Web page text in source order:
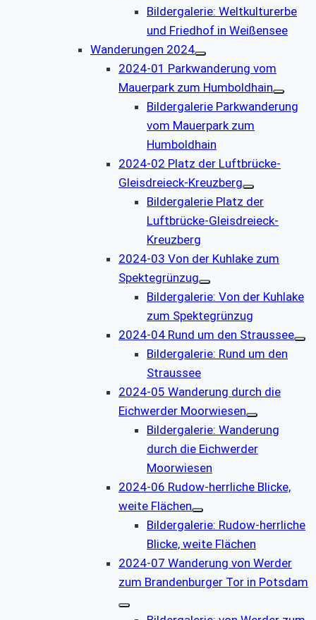
Bildergalerie: Weltkulturerbe
und Friedhof in Weißensee
Wanderungen 2024
2024-01 Parkwanderung vom
Mauerpark zum Humboldhain
Bildergalerie Parkwanderung
vom Mauerpark zum
Humboldhain
2024-02 Platz der Luftbrücke-
Gleisdreieck-Kreuzberg
Bildergalerie Platz der
Luftbrücke-Gleisdreieck-
Kreuzberg
2024-03 Von der Kuhlake zum
Spektegrünzug
Bildergalerie: Von der Kuhlake
zum Spektegrünzug
2024-04 Rund um den Straussee
Bildergalerie: Rund um den
Straussee
2024-05 Wanderung durch die
Eichwerder Moorwiesen
Bildergalerie: Wanderung
durch die Eichwerder
Moorwiesen
2024-06 Rudow-herrliche Blicke,
weite Flächen
Bildergalerie: Rudow-herrliche
Blicke, weite Flächen
2024-07 Wanderung von Werder
zum Brandenburger Tor in Potsdam